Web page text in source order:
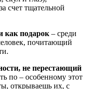
счет тщательной
как подарок – среди
почитающий
не перестающий
по – особенному этот
открываешь их, с